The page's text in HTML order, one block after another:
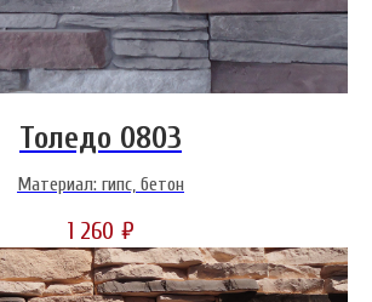
Толедо 0803
Материал: гипс, бетон
1 260 ₽